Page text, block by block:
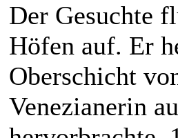
Der Gesuchte
Höfen auf. Er
Oberschicht
Venezianerin